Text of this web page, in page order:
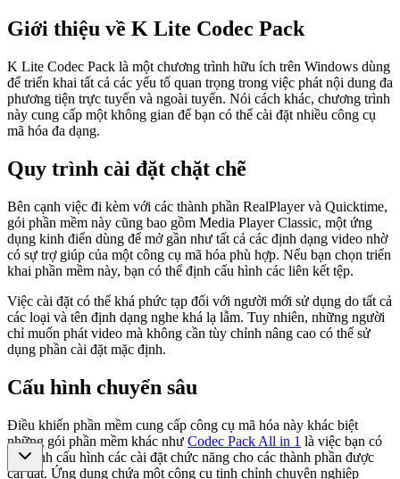
Giới thiệu về K Lite Codec Pack
K Lite Codec Pack là một chương trình hữu ích trên Windows dùng
để triển khai tất cả các yếu tố quan trọng trong việc phát nội dung đa
phương tiện trực tuyến và ngoài tuyến. Nói cách khác, chương trình
này cung cấp một không gian để bạn có thể cài đặt nhiều công cụ
mã hóa đa dạng.
Quy trình cài đặt chặt chẽ
Bên cạnh việc đi kèm với các thành phần RealPlayer và Quicktime,
gói phần mềm này cũng bao gồm Media Player Classic, một ứng
dụng kinh điển dùng để mở gần như tất cả các định dạng video nhờ
có sự trợ giúp của một công cụ mã hóa phù hợp. Nếu bạn chọn triển
khai phần mềm này, bạn có thể định cấu hình các liên kết tệp.
Việc cài đặt có thể khá phức tạp đối với người mới sử dụng do tất cả
các loại và tên định dạng nghe khá lạ lẫm. Tuy nhiên, những người
chỉ muốn phát video mà không cần tùy chỉnh nâng cao có thể sử
dụng phần cài đặt mặc định.
Cấu hình chuyển sâu
Điều khiến phần mềm cung cấp công cụ mã hóa này khác biệt
những gói phần mềm khác như Codec Pack All in 1 là việc bạn có
thể định cấu hình các cài đặt chức năng cho các thành phần được
cài đặt. Ứng dụng chứa một công cụ tinh chỉnh chuyên nghiệp